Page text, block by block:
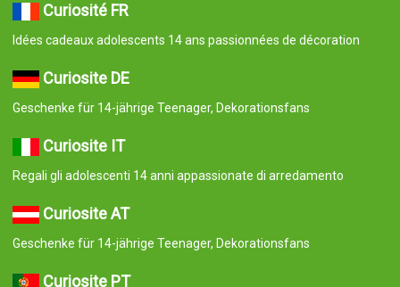
Curiosité FR
Idées cadeaux adolescents 14 ans passionnées de décoration
Curiosite DE
Geschenke für 14-jährige Teenager, Dekorationsfans
Curiosite IT
Regali gli adolescenti 14 anni appassionate di arredamento
Curiosite AT
Geschenke für 14-jährige Teenager, Dekorationsfans
Curiosite PT